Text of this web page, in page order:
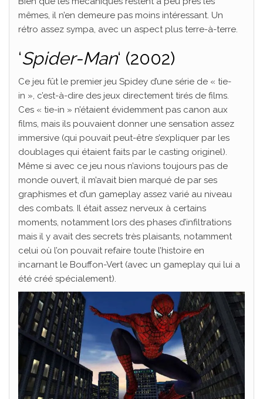
mêmes, il n’en demeure pas moins intéressant. Un
rétro assez sympa, avec un aspect plus terre-à-terre.
‘Spider-Man‘ (2002)
Ce jeu fût le premier jeu Spidey d’une série de « tie-
in », c’est-à-dire des jeux directement tirés de films.
Ces « tie-in » n’étaient évidemment pas canon aux
films, mais ils pouvaient donner une sensation assez
immersive (qui pouvait peut-être s’expliquer par les
doublages qui étaient faits par le casting originel).
Même si avec ce jeu nous n’avions toujours pas de
monde ouvert, il m’avait bien marqué de par ses
graphismes et d’un gameplay assez varié au niveau
des combats. Il était assez nerveux à certains
moments, notamment lors des phases d’infiltrations
mais il y avait des secrets très plaisants, notamment
celui où l’on pouvait refaire toute l’histoire en
incarnant le Bouffon-Vert (avec un gameplay qui lui a
été créé spécialement).